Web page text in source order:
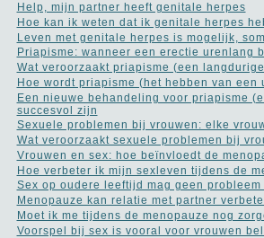
Help, mijn partner heeft genitale herpes
Hoe kan ik weten dat ik genitale herpes
Leven met genitale herpes is mogelijk,
Priapisme: wanneer een erectie urenlang
Wat veroorzaakt priapisme (een
Hoe wordt priapisme (het hebben van
Een nieuwe behandeling voor priapisme
succesvol zijn
Sexuele problemen bij vrouwen: elke
Wat veroorzaakt sexuele problemen bij
Vrouwen en sex: hoe beïnvloedt de
Hoe verbeter ik mijn sexleven tijdens de
Sex op oudere leeftijd mag geen probleem
Menopauze kan relatie met partner
Moet ik me tijdens de menopauze nog
Voorspel bij sex is vooral voor vrouwen